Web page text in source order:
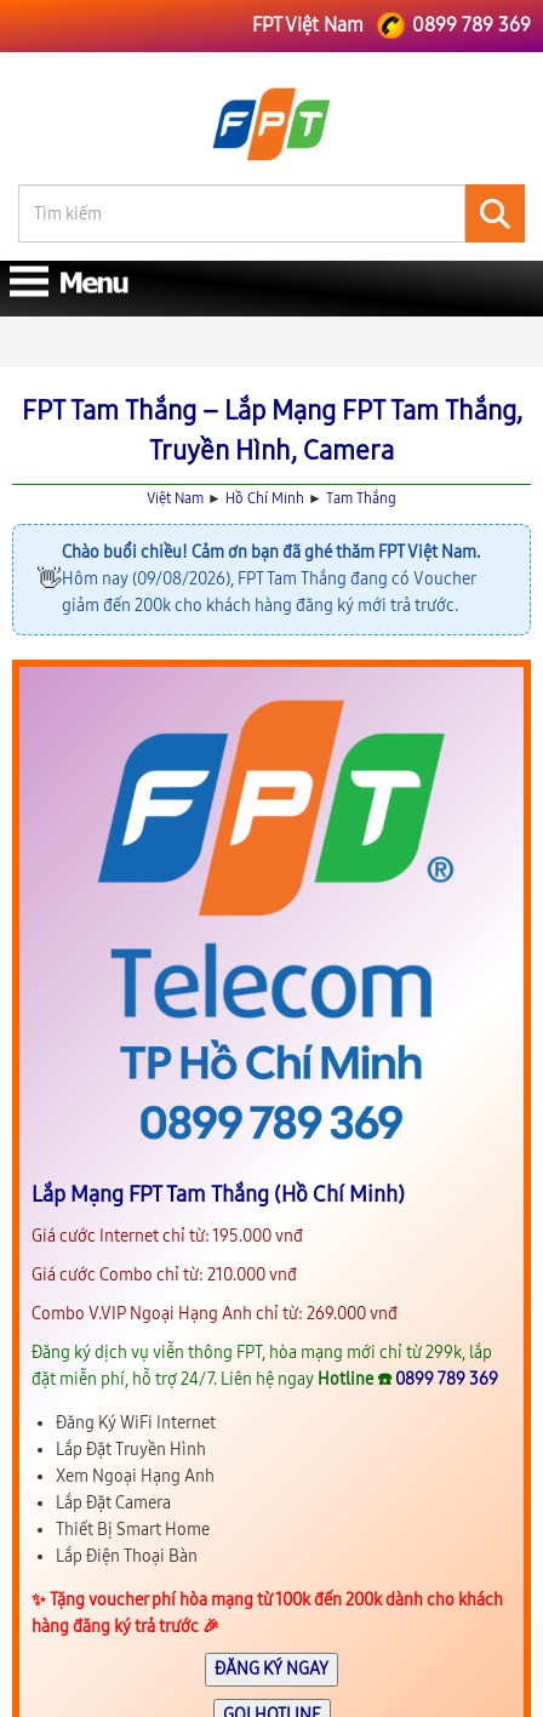
FPT Việt Nam 0899 789 369
FPT Tam Thắng – Lắp Mạng FPT Tam Thắng,
Truyền Hình, Camera
Việt Nam ► Hồ Chí Minh ► Tam Thắng
👋
Chào buổi chiều! Cảm ơn bạn đã ghé thăm FPT Việt Nam.
Hôm nay (09/08/2026), FPT Tam Thắng đang có Voucher
giảm đến 200k cho khách hàng đăng ký mới trả trước.
Lắp Mạng FPT Tam Thắng (Hồ Chí Minh)
Giá cước Internet chỉ từ: 195.000 vnđ
Giá cước Combo chỉ từ: 210.000 vnđ
Combo V.VIP Ngoại Hạng Anh chỉ từ: 269.000 vnđ
Đăng ký dịch vụ viễn thông FPT, hòa mạng mới chỉ từ 299k, lắp
đặt miễn phí, hỗ trợ 24/7. Liên hệ ngay Hotline ☎️0899 789 369
Đăng Ký WiFi Internet
Lắp Đặt Truyền Hình
Xem Ngoại Hạng Anh
Lắp Đặt Camera
Thiết Bị Smart Home
Lắp Điện Thoại Bàn
✨️ Tặng voucher phí hòa mạng từ 100k đến 200k dành cho khách
hàng đăng ký trả trước 🎉
ĐĂNG KÝ NGAY